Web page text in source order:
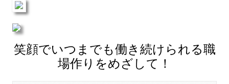
笑顔でいつまでも働き続けられる職
場作りをめざして！